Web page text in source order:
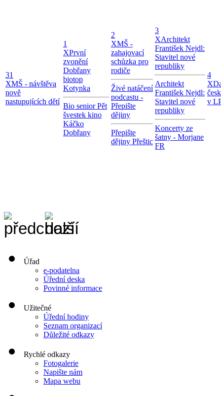
31
XMŠ - návštěva
nově
nastupujících dětí
1
XPrvní
zvonění
Dobřany
biotop
Kotynka
Bio senior Pět
švestek kino
Káčko
Dobřany
2
XMŠ -
zahajovací
schůzka pro
rodiče
Živé natáčení
podcastu -
Přepište
dějiny
Přepište
dějiny Přeštic
3
XArchitekt
František Nejdl:
Stavitel nové
republiky
Architekt
František Nejdl:
Stavitel nové
republiky
Koncerty ze
šatny - Morjane
FR
4
X
v
Úřad
e-podatelna
Úřední deska
Povinné informace
Užitečné
Úřední hodiny
Seznam organizací
Důležité odkazy
Rychlé odkazy
Fotogalerie
Napište nám
Mapa webu